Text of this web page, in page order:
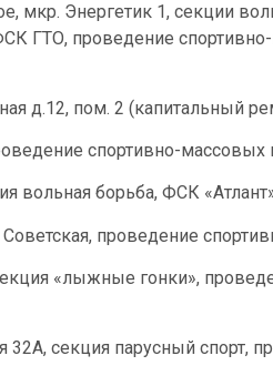
Энергетик 1, секции
ГТО, проведение
д.12, пом. 2 (капитальный
спортивно-массовых
вольная борьба, ФСК
проведение
«лыжные гонки»,
секция парусный спорт,